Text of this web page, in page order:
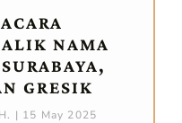
NAMA
GRESIK
15 May 2025